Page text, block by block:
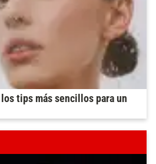
tips más sencillos para un